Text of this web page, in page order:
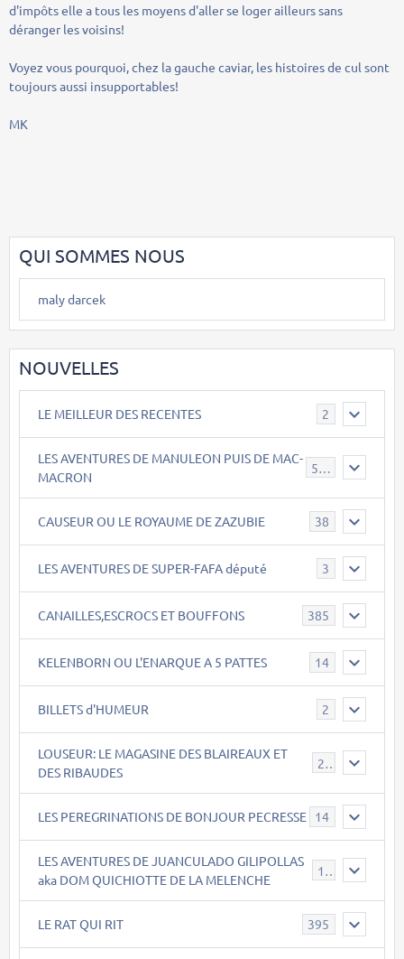
d'impôts elle a tous les moyens d'aller se loger ailleurs sans
déranger les voisins!
Voyez vous pourquoi, chez la gauche caviar, les histoires de cul sont
toujours aussi insupportables!
MK
QUI SOMMES NOUS
maly darcek
NOUVELLES
LE MEILLEUR DES RECENTES 2
LES AVENTURES DE MANULEON PUIS DE MAC-
MACRON
CAUSEUR OU LE ROYAUME DE ZAZUBIE 38
LES AVENTURES DE SUPER-FAFA député 3
CANAILLES,ESCROCS ET BOUFFONS 385
KELENBORN OU L'ENARQUE A 5 PATTES 14
BILLETS d'HUMEUR 2
LOUSEUR: LE MAGASINE DES BLAIREAUX ET
DES RIBAUDES
LES PEREGRINATIONS DE BONJOUR PECRESSE 14
LES AVENTURES DE JUANCULADO GILIPOLLAS
aka DOM QUICHIOTTE DE LA MELENCHE
LE RAT QUI RIT 395